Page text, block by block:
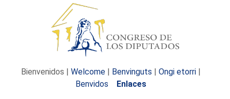
Bienvenidos | Welcome | Benvinguts | Ongi etorri |
Benvidos
Enlaces